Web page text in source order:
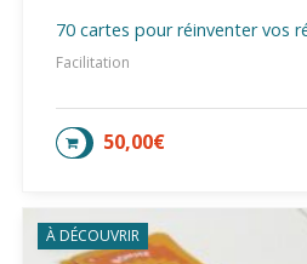
70 cartes pour réinventer vos
Facilitation
50,00€
AJOUTER AU PANIER
À DÉCOUVRIR